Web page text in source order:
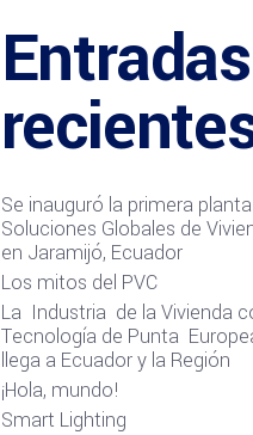
Entradas
Se inauguró la primera
Soluciones Globales de
en Jaramijó, Ecuador
Los mitos del PVC
La Industria de la Vivienda
Tecnología de Punta
llega a Ecuador y la Región
¡Hola, mundo!
Smart Lighting